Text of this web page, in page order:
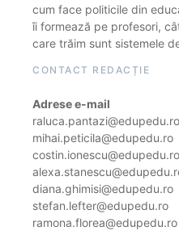
cum face politicile din
îi formează pe profesori,
care trăim sunt sistemele
CONTACT REDACȚIE
Adrese e-mail
raluca.pantazi@edupedu.ro
mihai.peticila@edupedu.ro
costin.ionescu@edupedu.ro
diana.ghimisi@edupedu.ro
stefan.lefter@edupedu.ro
ramona.florea@edupedu.ro